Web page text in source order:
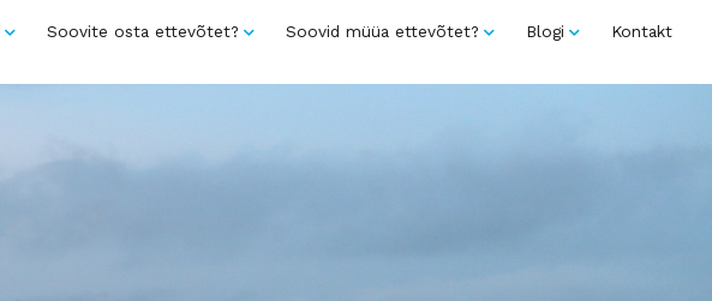
Soovite osta ettevõtet? Soovid müüa ettevõtet? Blogi Kontakt